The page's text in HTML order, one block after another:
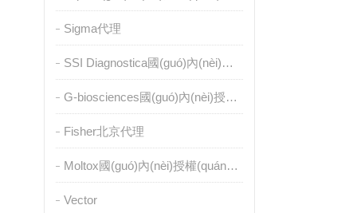
Sigma代理
SSI Diagnostica國(guó)內(nèi)授權(quán)代理
G-biosciences國(guó)內(nèi)授權(quán)代理
Fisher北京代理
Moltox國(guó)內(nèi)授權(quán)代理
Vector